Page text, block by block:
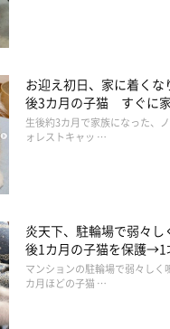
まむ家最年長の、ブラッシ
大きなボディーと相反する
れ(推定)
まむ家初の小ぶりな女のコ
今日もみんなを虜にすべく
(推定)
ルトリューの男のコ。まだ
お迎え初日、家に着くな
後3カ月の子猫 すぐに
ち着く姿に「迎えてよか
生後約3カ月で家族になった、
ォレストキャッ …
炎天下、駐輪場で弱々し
後1カ月の子猫を保護→1
でツンデレなコに成長
マンションの駐輪場で弱々しく
カ月ほどの子猫 …